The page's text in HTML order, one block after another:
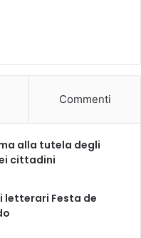
Commenti
alla tutela degli
cittadini
letterari Festa de